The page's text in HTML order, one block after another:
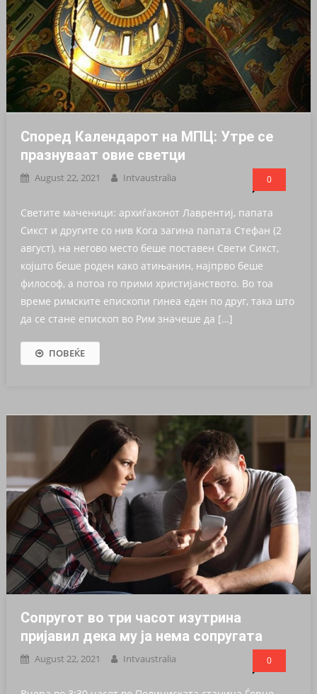
Според Календарот на МПЦ: Утре се
празнуваат овие светци
August 22, 2021 Intvaustralia 0
Светите маченици: архиѓаконот Лаврентиј, папата
Сикст и другите со нив Кога загина папата Стефан (2
август), на негово место беше поставен Свети Сикст,
којшто беше роден како атињанин, најпрво беше
философ, а потоа го прими христијанството. Во тоа
време римските епископи гинеа еден по друг, така што
да се стане епископ во Рим значеше да […]
ПОВЕЌЕ
Сопругот во три часот изутрина
пријавил дека му јa нема сопругата
August 22, 2021 Intvaustralia 0